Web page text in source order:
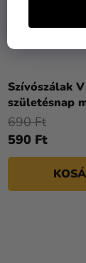
Szívószálak
születésnap
4 db
590 Ft
690 Ft